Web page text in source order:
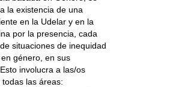
la existencia de una
en la Udelar y en la
por la presencia, cada
situaciones de inequidad
género, en sus
involucra a las/os
las áreas: